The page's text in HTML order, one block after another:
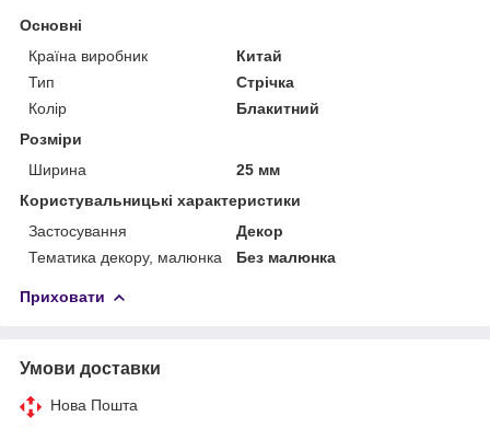
Основні
Країна виробник
Китай
Тип
Стрічка
Колір
Блакитний
Розміри
Ширина
25 мм
Користувальницькі характеристики
Застосування
Декор
Тематика декору, малюнка
Без малюнка
Приховати
Умови доставки
Нова Пошта